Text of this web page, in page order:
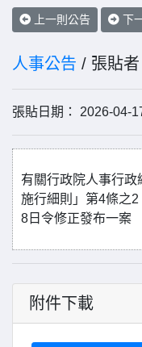
上一則公告 下
人事公告 / 張貼者
張貼日期： 2026-04-
有關行政院人事行
施行細則」第4條之
8日令修正發布一案
附件下載